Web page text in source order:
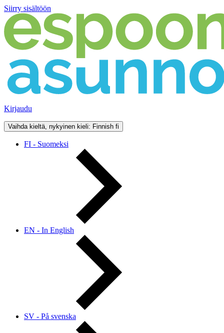
Siirry sisältöön
Kirjaudu
Vaihda kieltä, nykyinen kieli: Finnish fi
FI - Suomeksi
EN - In English
SV - På svenska